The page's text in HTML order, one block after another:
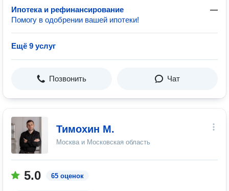
Ипотека и рефинансирование
—
Помогу в одобрении вашей ипотеки!
Ещё 9 услуг
Позвонить Чат
Тимохин М.
Москва и Московская область
5.0 65 оценок